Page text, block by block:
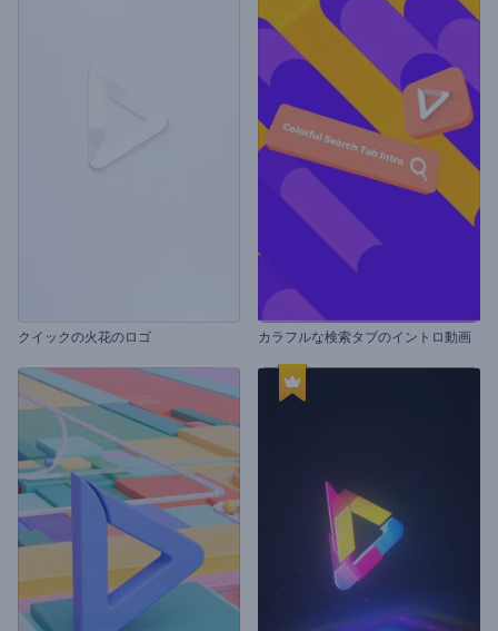
クイックの火花のロゴ カラフルな検索タブのイントロ動画